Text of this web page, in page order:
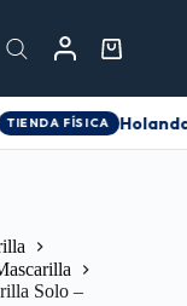
FÍSICA Holanda
Solo –